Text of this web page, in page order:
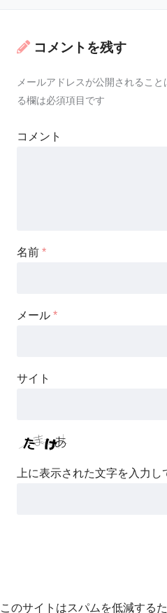
コメントを残す
メールアドレスが公開されること
る欄は必須項目です
コメント
名前 *
メール *
サイト
上に表示された文字を入力し
このサイトはスパムを低減する